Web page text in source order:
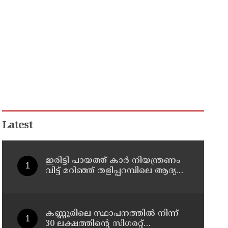
Latest
ഇരിട്ടി പായത്ത് കാർ നിയന്ത്രണം
വിട്ട് മറിഞ്ഞ് തളിപ്പറമ്പിലെ ആദ്യ
കണ്ണൂരിലെ സ്ഥാപനത്തിൽ നിന്ന്
30 ലക്ഷത്തിന്റെ സിഗരറ്റ്